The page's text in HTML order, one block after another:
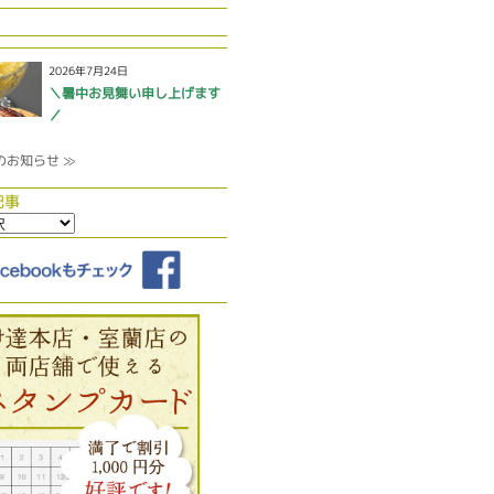
2026年7月24日
＼暑中お見舞い申し上げます
／
お知らせ ≫
事